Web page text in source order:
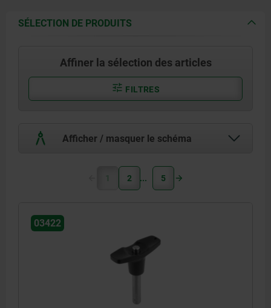
SÉLECTION DE PRODUITS
Affiner la sélection des articles
FILTRES
Afficher / masquer le schéma
1 2 5
03422